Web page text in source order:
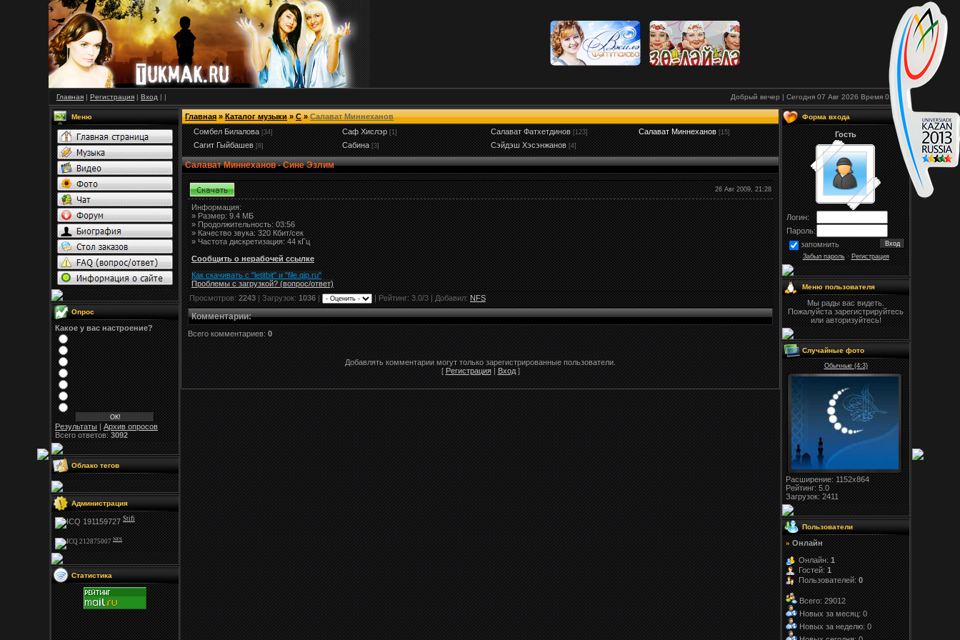
Главная | Регистрация | Вход | | Добрый вечер | Сегодня 07 Авг 2026 Время 01:08
Меню
Опрос
Какое у вас настроение?
Результаты|Архив опросов
Всего ответов:3092
Облако тегов
Администрация
Stifi
NFS
Статистика
Главная»Каталог музыки»С» Салават Миннеханов
Сомбел Билалова [34] Саф Хислэр [1] Салават Фатхетдинов [123] Салават Миннеханов [15]
Сагит Гыйбашев [8] Сабина [3] Сэйдэш Хэсэнжанов [4]
Салават Миннеханов - Сине Эзлим
26 Авг 2009, 21:28
Информация:
»Размер:9.4 МБ
» Продолжительность: 03:56
» Качество звука: 320 Кбит/сек
» Частота дискретизация: 44 кГц
Сообщить о нерабочей ссылке
Как скачивать с "letitbit" и "file.qip.ru"
Проблемы с загрузкой? (вопрос/ответ)
Просмотров:2243| Загрузок:1036| |Рейтинг:3.0/3 | Добавил:NFS
Комментарии:
Всего комментариев: 0
Добавлять комментарии могут только зарегистрированные пользователи.
[ Регистрация| Вход]
Форма входа
Гость
Логин:
Пароль:
запомнить
Забыл пароль·Регистрация
Меню пользователя
Мы рады вас видеть.
Пожалуйста зарегистрируйтесь
или авторизуйтесь!
Случайные фото
Обычные (4:3)
Расширение: 1152x864
Рейтинг:5.0
Загрузок: 2411
Пользователи
» Онлайн
Онлайн:1
Гостей:1
Пользователей:0
Всего: 29012
Новых за месяц: 0
Новых за неделю: 0